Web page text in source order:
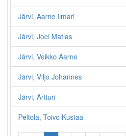
Järvi, Aarne Ilmari
Järvi, Joel Matias
Järvi, Veikko Aarne
Järvi, Viljo Johannes
Järvi, Artturi
Peltola, Toivo Kustaa